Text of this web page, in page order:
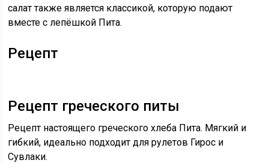
салат также является классикой, которую подают
вместе с лепёшкой Пита.
Рецепт
Рецепт греческого питы
Рецепт настоящего греческого хлеба Пита. Мягкий и
гибкий, идеально подходит для рулетов Гирос и
Сувлаки.